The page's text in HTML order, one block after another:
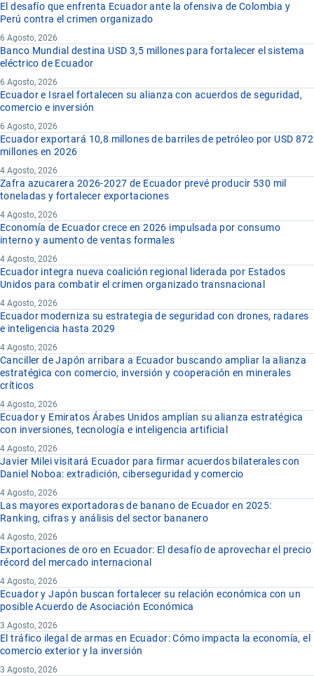
El desafío que enfrenta Ecuador ante la ofensiva de Colombia y
Perú contra el crimen organizado
6 Agosto, 2026
Banco Mundial destina USD 3,5 millones para fortalecer el sistema
eléctrico de Ecuador
6 Agosto, 2026
Ecuador e Israel fortalecen su alianza con acuerdos de seguridad,
comercio e inversión
6 Agosto, 2026
Ecuador exportará 10,8 millones de barriles de petróleo por USD 872
millones en 2026
4 Agosto, 2026
Zafra azucarera 2026-2027 de Ecuador prevé producir 530 mil
toneladas y fortalecer exportaciones
4 Agosto, 2026
Economía de Ecuador crece en 2026 impulsada por consumo
interno y aumento de ventas formales
4 Agosto, 2026
Ecuador integra nueva coalición regional liderada por Estados
Unidos para combatir el crimen organizado transnacional
4 Agosto, 2026
Ecuador moderniza su estrategia de seguridad con drones, radares
e inteligencia hasta 2029
4 Agosto, 2026
Canciller de Japón arribara a Ecuador buscando ampliar la alianza
estratégica con comercio, inversión y cooperación en minerales
críticos
4 Agosto, 2026
Ecuador y Emiratos Árabes Unidos amplían su alianza estratégica
con inversiones, tecnología e inteligencia artificial
4 Agosto, 2026
Javier Milei visitará Ecuador para firmar acuerdos bilaterales con
Daniel Noboa: extradición, ciberseguridad y comercio
4 Agosto, 2026
Las mayores exportadoras de banano de Ecuador en 2025:
Ranking, cifras y análisis del sector bananero
4 Agosto, 2026
Exportaciones de oro en Ecuador: El desafío de aprovechar el precio
récord del mercado internacional
4 Agosto, 2026
Ecuador y Japón buscan fortalecer su relación económica con un
posible Acuerdo de Asociación Económica
3 Agosto, 2026
El tráfico ilegal de armas en Ecuador: Cómo impacta la economía, el
comercio exterior y la inversión
3 Agosto, 2026